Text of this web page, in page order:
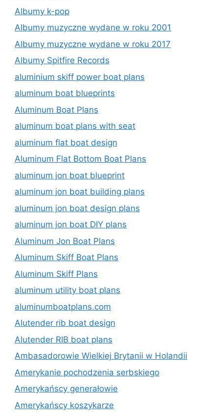
Albumy k-pop
Albumy muzyczne wydane w roku 2001
Albumy muzyczne wydane w roku 2017
Albumy Spitfire Records
aluminium skiff power boat plans
aluminum boat blueprints
Aluminum Boat Plans
aluminum boat plans with seat
aluminum flat boat design
Aluminum Flat Bottom Boat Plans
aluminum jon boat blueprint
aluminum jon boat building plans
aluminum jon boat design plans
aluminum jon boat DIY plans
Aluminum Jon Boat Plans
Aluminum Skiff Boat Plans
Aluminum Skiff Plans
aluminum utility boat plans
aluminumboatplans.com
Alutender rib boat design
Alutender RIB boat plans
Ambasadorowie Wielkiej Brytanii w Holandii
Amerykanie pochodzenia serbskiego
Amerykańscy generałowie
Amerykańscy koszykarze